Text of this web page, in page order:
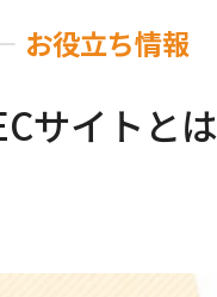
お役立ち情報
サイトと